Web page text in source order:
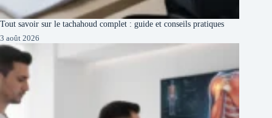
Tout savoir sur le tachahoud complet : guide et conseils pratiques
3 août 2026